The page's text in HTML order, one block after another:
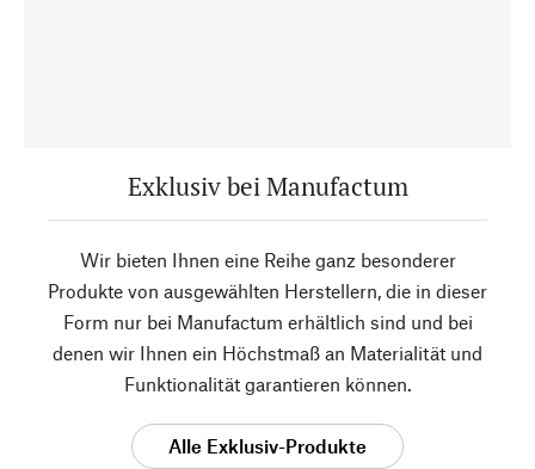
Exklusiv bei Manufactum
Wir bieten Ihnen eine Reihe ganz besonderer
Produkte von ausgewählten Herstellern, die in dieser
Form nur bei Manufactum erhältlich sind und bei
denen wir Ihnen ein Höchstmaß an Materialität und
Funktionalität garantieren können.
Alle Exklusiv-Produkte